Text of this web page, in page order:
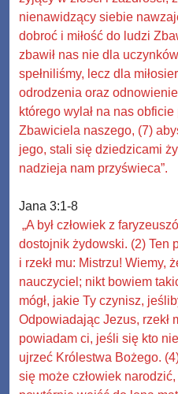
nienawidzący siebie
dobroć i miłość do ludzi
zbawił nas nie dla
spełniliśmy, lecz dla
odrodzenia oraz
którego wylał na nas
Zbawiciela naszego, (7)
jego, stali się dziedzicami
nadzieja nam przyświeca”.
Jana 3:1-8
„A był człowiek z
dostojnik żydowski. (2) Ten
i rzekł mu: Mistrzu! Wiemy,
nauczyciel; nikt bowiem
mógł, jakie Ty czynisz,
Odpowiadając Jezus, rzekł
powiadam ci, jeśli się kto
ujrzeć Królestwa Bożego.
się może człowiek